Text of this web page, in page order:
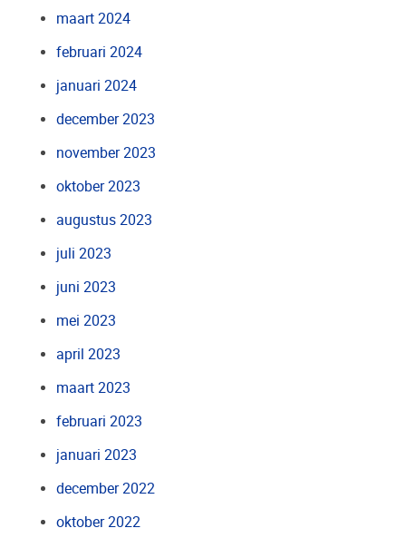
maart 2024
februari 2024
januari 2024
december 2023
november 2023
oktober 2023
augustus 2023
juli 2023
juni 2023
mei 2023
april 2023
maart 2023
februari 2023
januari 2023
december 2022
oktober 2022